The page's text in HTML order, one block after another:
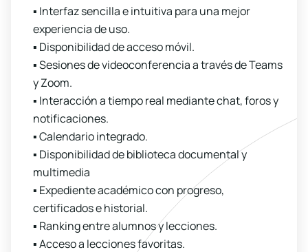
▪ Interfaz sencilla e intuitiva para una mejor
experiencia de uso.
▪ Disponibilidad de acceso móvil.
▪ Sesiones de videoconferencia a través de Teams
y Zoom.
▪ Interacción a tiempo real mediante chat, foros y
notificaciones.
▪ Calendario integrado.
▪ Disponibilidad de biblioteca documental y
multimedia
▪ Expediente académico con progreso,
certificados e historial.
▪ Ranking entre alumnos y lecciones.
▪ Acceso a lecciones favoritas.